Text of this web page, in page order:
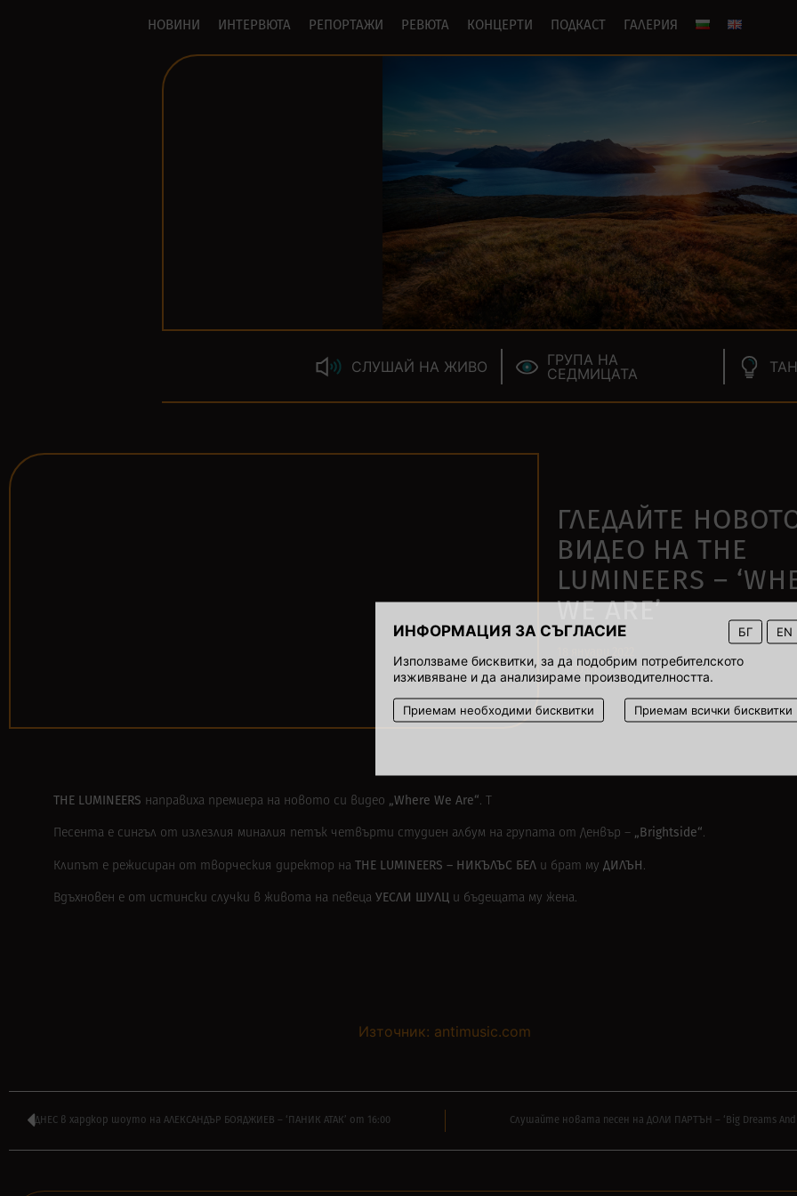
ИНФОРМАЦИЯ ЗА СЪГЛАСИЕ БГ EN
Използваме бисквитки, за да подобрим потребителското
изживяване и да анализираме производителността.
Приемам необходими бисквитки Приемам всички бисквитки
НОВИНИ ИНТЕРВЮТА РЕПОРТАЖИ РЕВЮТА КОНЦЕРТИ ПОДКАСТ ГАЛЕРИЯ
СЛУШАЙ НА ЖИВО
ГРУПА НА
СЕДМИЦАТА
ГЛЕДАЙТЕ
ВИДЕО НА THE
LUMINEERS –
WE ARE’
00:01
THE LUMINEERS направиха премиера на новото си видео „Where We Are“. T
Песента е сингъл от излезлия миналия петък четвърти студиен албум на групата от Денвър – „Brightside“.
Клипът е режисиран от творческия директор на THE LUMINEERS – НИКЪЛЪС БЕЛ и брат му ДИЛЪН .
Вдъхновен е от истински случки в живота на певеца УЕСЛИ ШУЛЦ и бъдещата му жена.
Източник: antimusic.com
ДНЕС в хардкор шоуто на АЛЕКСАНДЪР БОЯДЖИЕВ – ‘ПАНИК АТАК’ от 16:00 Слушайте новата песен на ДОЛИ ПАРТЪН – ‘Big Dreams And